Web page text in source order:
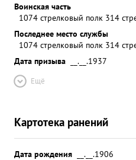
Воинская часть
1074 стрелковый полк 314
Последнее место службы
1074 стрелковый полк 314
Дата призыва
__.__.1937
Ещё
Картотека ранений
Дата рождения
__.__.1906